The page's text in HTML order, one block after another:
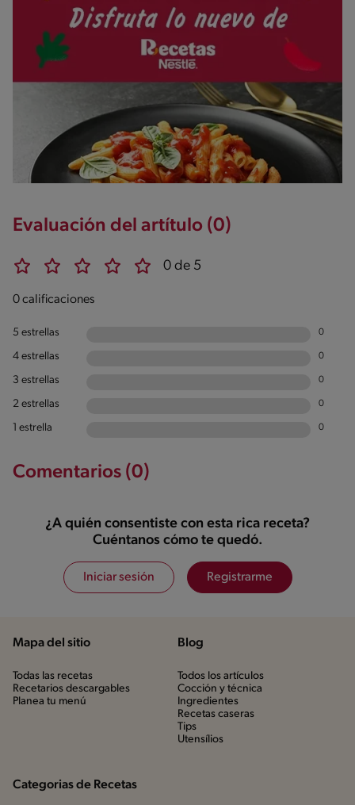
Evaluación del artítulo (0)
0 de 5
0 calificaciones
5 estrellas 0
4 estrellas 0
3 estrellas 0
2 estrellas 0
1 estrella 0
Comentarios (0)
¿A quién consentiste con esta rica receta?
Cuéntanos cómo te quedó.
Iniciar sesión Registrarme
Mapa del sitio
Todas las recetas
Recetarios descargables
Planea tu menú
Blog
Todos los artículos
Cocción y técnica
Ingredientes
Recetas caseras
Tips
Utensílios
Categorias de Recetas